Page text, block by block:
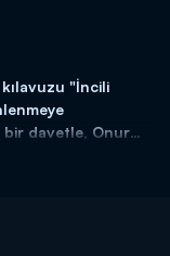
"İncili
bir davetle, Onur